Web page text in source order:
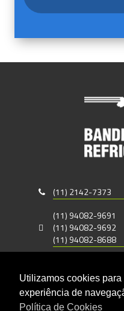
(11) 2142-7373
(11) 94082-9691
(11) 94082-9692
(11) 94082-8688
Rua Carlos Gomes,
Santo Amaro - CEP
Utilizamos cookies para
experiência de
Política de Cookies